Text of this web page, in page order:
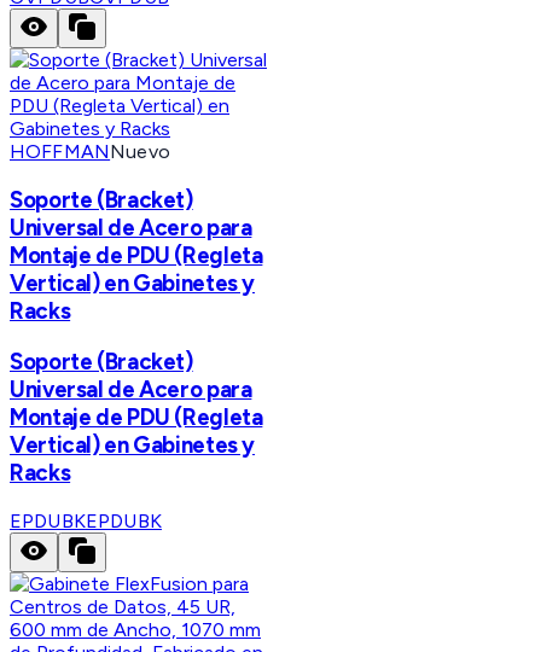
HOFFMANNuevo
Soporte (Bracket)
Universal de Acero para
Montaje de PDU (Regleta
Vertical) en Gabinetes y
Racks
Soporte (Bracket)
Universal de Acero para
Montaje de PDU (Regleta
Vertical) en Gabinetes y
Racks
EPDUBKEPDUBK